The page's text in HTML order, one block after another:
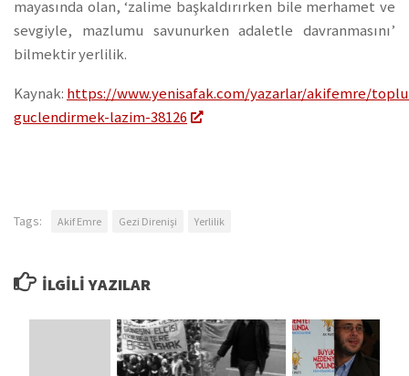
mayasında olan, ‘zalime başkaldırırken bile merhamet ve
sevgiyle, mazlumu savunurken adaletle davranmasını’
bilmektir yerlilik.
Kaynak: https://www.yenisafak.com/yazarlar/akifemre/
guclendirmek-lazim-38126
Tags: Akif Emre Gezi Direnişi Yerlilik
İLGILI YAZILAR